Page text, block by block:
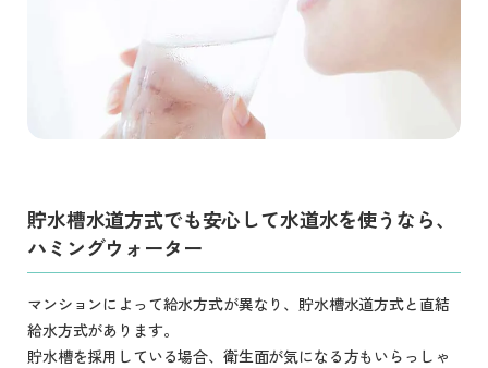
貯水槽水道方式でも安心して水道水を使うなら、
ハミングウォーター
マンションによって給水方式が異なり、貯水槽水道方式と直結
給水方式があります。
貯水槽を採用している場合、衛生面が気になる方もいらっしゃ